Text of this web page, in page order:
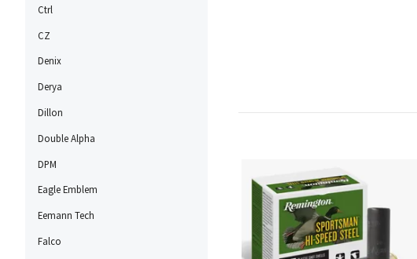
Ctrl
CZ
Denix
Derya
Dillon
Double Alpha
DPM
Eagle Emblem
Eemann Tech
Falco